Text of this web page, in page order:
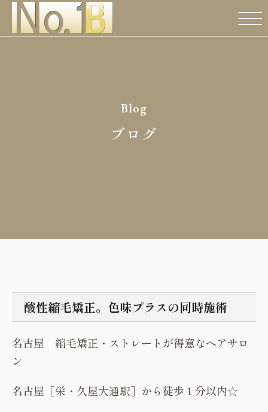
Blog
ブログ
酸性縮毛矯正。色味プラスの同時施術
名古屋 縮毛矯正・ストレートが得意なヘアサロ
ン
名古屋［栄・久屋大通駅］から徒歩１分以内☆